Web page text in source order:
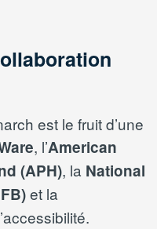
est le fruit d’une
, l’American
(APH), la National
et la